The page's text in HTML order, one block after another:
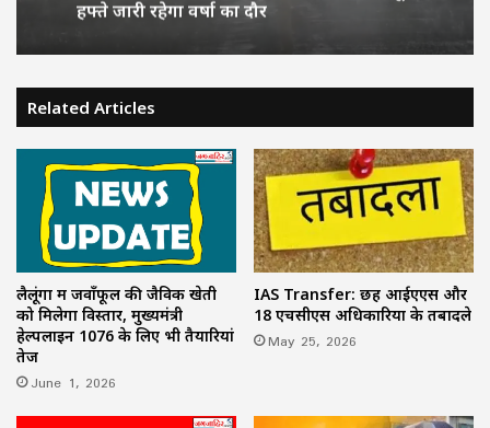
हफ्ते जारी रहेगा वर्षा का दौर
Related Articles
लैलूंगा में जवाँफूल की जैविक खेती
को मिलेगा विस्तार, मुख्यमंत्री
हेल्पलाइन 1076 के लिए भी तैयारियां
तेज
June 1, 2026
IAS Transfer: छह आईएएस और
18 एचसीएस अधिकारियों के तबादले
May 25, 2026